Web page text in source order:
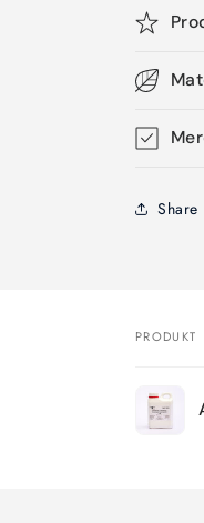
Share
PRODUKT